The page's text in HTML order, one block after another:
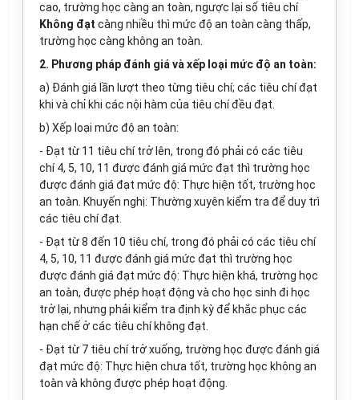
cao, trường học càng an toàn, ngược lại số tiêu chí
Không đạt càng nhiều thì mức độ an toàn càng thấp,
trường học càng không an toàn.
2. Phương pháp đánh giá và xếp loại mức độ an toàn:
a) Đánh giá lần lượt theo từng tiêu chí; các tiêu chí đạt
khi và chỉ khi các nội hàm của tiêu chí đều đạt.
b) Xếp loại mức độ an toàn:
- Đạt từ 11 tiêu chí trở lên, trong đó phải có các tiêu
chí 4, 5, 10, 11 được đánh giá mức đạt thì trường học
được đánh giá đạt mức độ: Thực hiện tốt, trường học
an toàn. Khuyến nghị: Thường xuyên kiểm tra đểduy trì
các tiêu chí đạt.
- Đạt từ 8 đến 10 tiêu chí, trong đó phải có các tiêu chí
4, 5, 10, 11 được đánh giá mức đạt thì trường học
được đánh giá đạt mức độ: Thực hiện khá, trường học
an toàn, được phép hoạt động và cho học sinh đi học
trở lại, nhưng phải kiểm tra định kỳ để khắc phục các
hạn chế ở các tiêu chí không đạt.
- Đạt từ 7 tiêu chí trở xuống, trường học được đánh giá
đạt mức độ: Thực hiện chưa tốt, trường học không an
toàn và không được phép hoạt động.